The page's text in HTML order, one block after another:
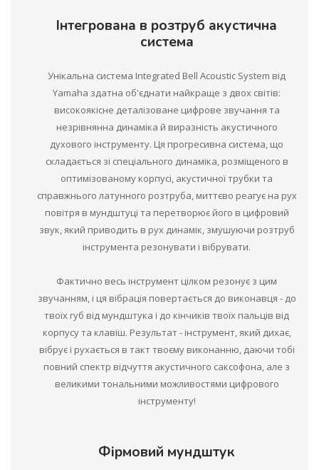
Інтегрована в розтруб акустична
система
Унікальна система Integrated Bell Acoustic System від
Yamaha здатна об'єднати найкраще з двох світів:
високоякісне деталізоване цифрове звучання та
незрівнянна динаміка й виразність акустичного
духового інструменту. Ця прогресивна система, що
складається зі спеціального динаміка, розміщеного в
оптимізованому корпусі, акустичної трубки та
справжнього латунного розтруба, миттєво реагує на рух
повітря в мундштуці та перетворює його в цифровий
звук, який приводить в рух динамік, змушуючи розтруб
інструмента резонувати і вібрувати.
Фактично весь інструмент цілком резонує з цим
звучанням, і ця вібрація повертається до виконавця - до
твоїх губ від мундштука і до кінчиків твоїх пальців від
корпусу та клавіш. Результат - інструмент, який дихає,
вібрує і рухається в такт твоєму виконанню, даючи тобі
повний спектр відчуття акустичного саксофона, але з
великими тональними можливостями цифрового
інструменту!
Фірмовий мундштук